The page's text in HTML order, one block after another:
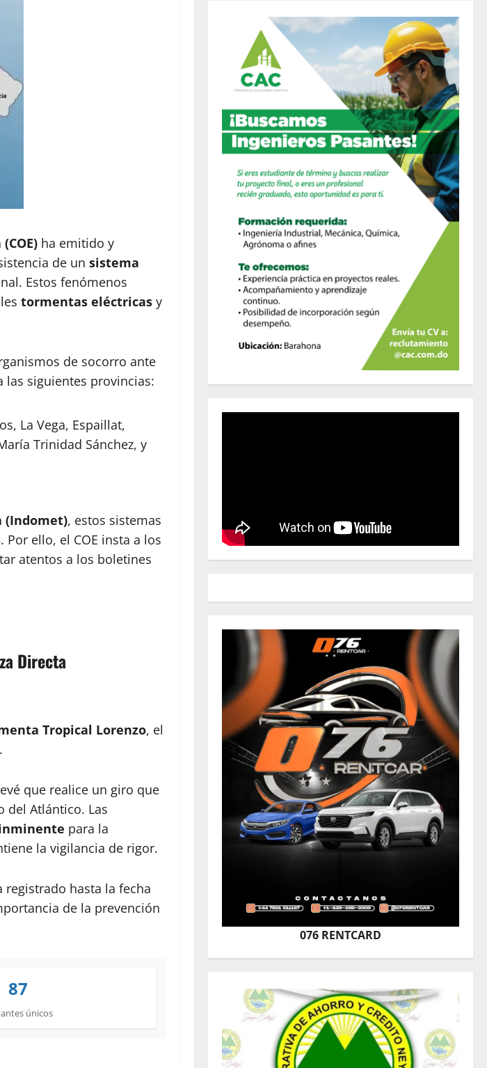
ha emitido y
de un sistema
Estos fenómenos
tormentas eléctricas y
de socorro ante
las siguientes provincias:
La Vega, Espaillat,
Trinidad Sánchez, y
(Indomet), estos sistemas
. Por ello, el COE insta a los
atentos a los boletines
Directa
Tropical Lorenzo, el
que realice un giro que
del Atlántico. Las
para la
la vigilancia de rigor.
registrado hasta la fecha
de la prevención
87
únicos
076 RENTCARD